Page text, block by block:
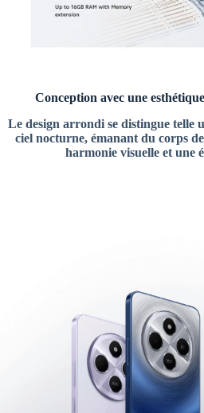
Conception avec une
Le design arrondi se distingue telle
ciel nocturne, émanant du corps
harmonie visuelle et une